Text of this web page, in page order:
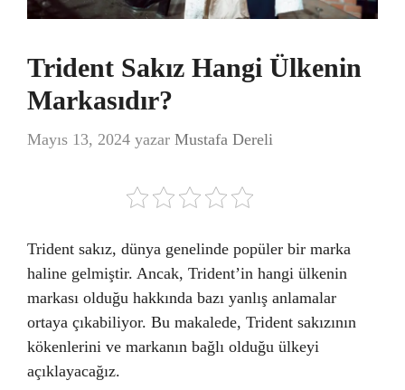
Trident Sakız Hangi Ülkenin
Markasıdır?
Mayıs 13, 2024 yazar Mustafa Dereli
Trident sakız, dünya genelinde popüler bir marka
haline gelmiştir. Ancak, Trident’in hangi ülkenin
markası olduğu hakkında bazı yanlış anlamalar
ortaya çıkabiliyor. Bu makalede, Trident sakızının
kökenlerini ve markanın bağlı olduğu ülkeyi
açıklayacağız.